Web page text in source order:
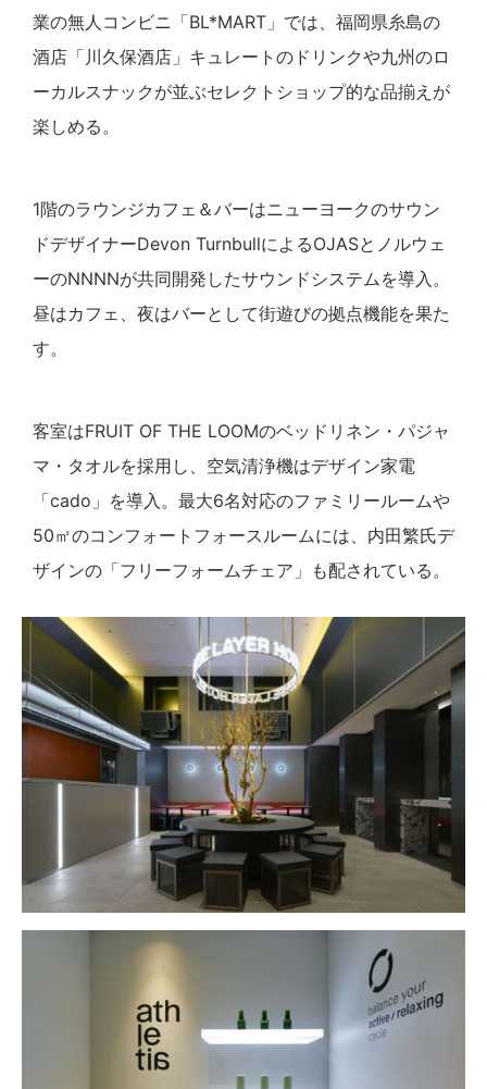
業の無人コンビニ「BL*MART」では、福岡県糸島の
酒店「川久保酒店」キュレートのドリンクや九州のロ
ーカルスナックが並ぶセレクトショップ的な品揃えが
楽しめる。
1階のラウンジカフェ＆バーはニューヨークのサウン
ドデザイナーDevon TurnbullによるOJASとノルウェ
ーのNNNNが共同開発したサウンドシステムを導入。
昼はカフェ、夜はバーとして街遊びの拠点機能を果た
す。
客室はFRUIT OF THE LOOMのベッドリネン・パジャ
マ・タオルを採用し、空気清浄機はデザイン家電
「cado」を導入。最大6名対応のファミリールームや
50㎡のコンフォートフォースルームには、内田繁氏デ
ザインの「フリーフォームチェア」も配されている。